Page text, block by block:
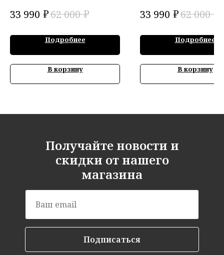
33 990 ₽62 000 ₽
Подробнее
В корзину
33 990 ₽62 000 ₽
Подробнее
В корзину
Получайте новости и
скидки от нашего
магазина
Подписаться